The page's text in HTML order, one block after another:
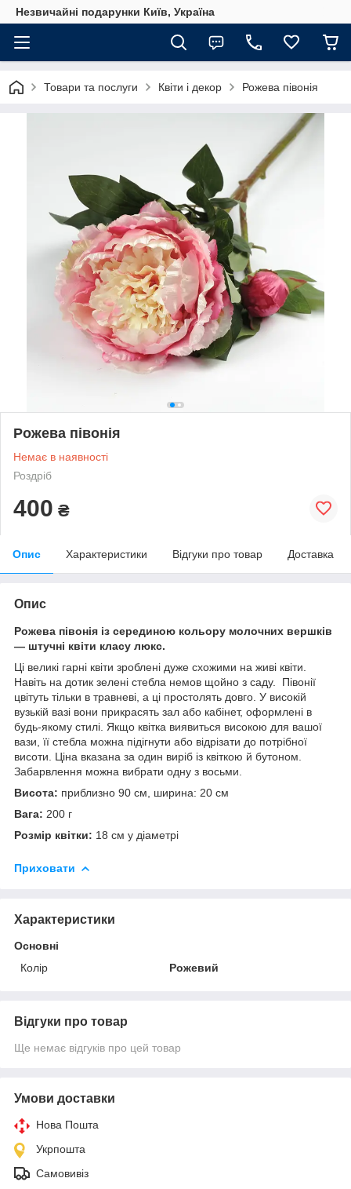
Незвичайні подарунки Київ, Україна
Товари та послуги Квіти і декор Рожева півонія
Рожева півонія
Немає в наявності
Роздріб
400 ₴
Опис Характеристики Відгуки про товар Доставка
Опис
Рожева півонія із серединою кольору молочних вершків
— штучні квіти класу люкс.
Ці великі гарні квіти зроблені дуже схожими на живі квіти.
Навіть на дотик зелені стебла немов щойно з саду. Півонії
цвітуть тільки в травневі, а ці простолять довго. У високій
вузькій вазі вони прикрасять зал або кабінет, оформлені в
будь-якому стилі. Якщо квітка виявиться високою для вашої
вази, її стебла можна підігнути або відрізати до потрібної
висоти. Ціна вказана за один виріб із квіткою й бутоном.
Забарвлення можна вибрати одну з восьми.
Висота: приблизно 90 см, ширина: 20 см
Вага: 200 г
Розмір квітки: 18 см у діаметрі
Приховати
Характеристики
Основні
Колір
Рожевий
Відгуки про товар
Ще немає відгуків про цей товар
Умови доставки
Нова Пошта
Укрпошта
Самовивіз